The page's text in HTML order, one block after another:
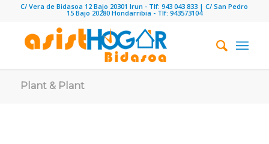
C/ Vera de Bidasoa 12 Bajo 20301 Irun - Tlf: 943 043 833 | C/ San Pedro
15 Bajo 20280 Hondarribia - Tlf: 943573104
Plant & Plant